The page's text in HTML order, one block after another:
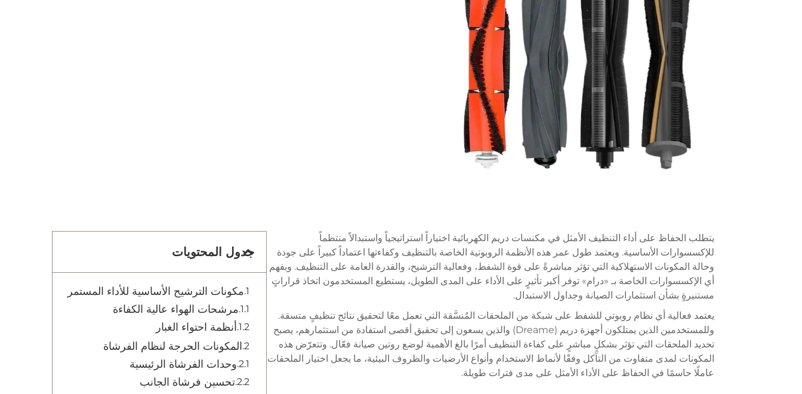
يتطلب الحفاظ على أداء التنظيف الأمثل في مكنسات دريم الكهربائية اختياراً استراتيجياً واستبدالاً منتظماً
للإكسسوارات الأساسية. ويعتمد طول عمر هذه الأنظمة الروبوتية الخاصة بالتنظيف وكفاءتها اعتماداً كبيراً على جودة
وحالة المكونات الاستهلاكية التي تؤثر مباشرةً على قوة الشفط، وفعالية الترشيح، والقدرة العامة على التنظيف. وبفهم
أي الإكسسوارات الخاصة بـ «درام» توفر أكبر تأثيرٍ على الأداء على المدى الطويل، يستطيع المستخدمون اتخاذ قراراتٍ
مستنيرةٍ بشأن استثمارات الصيانة وجداول الاستبدال.
يعتمد فعالية أي نظام روبوتي للشفط على شبكة من الملحقات المُنسَّقة التي تعمل معًا لتحقيق نتائج تنظيفٍ متسقة.
وللمستخدمين الذين يمتلكون أجهزة دريم (Dreame) والذين يسعون إلى تحقيق أقصى استفادة من استثمارهم، يصبح
تحديد الملحقات التي تؤثر بشكلٍ مباشرٍ على كفاءة التنظيف أمرًا بالغ الأهمية لوضع روتين صيانة فعّال. وتتعرّض هذه
المكونات لمدى متفاوت من التآكل وفقًا لأنماط الاستخدام وأنواع الأرضيات والظروف البيئية، ما يجعل اختيار الملحقات
عاملًا حاسمًا في الحفاظ على الأداء الأمثل على مدى فترات طويلة.
جدول المحتويات
مكونات الترشيح الأساسية للأداء المستمر
مرشحات الهواء عالية الكفاءة
أنظمة احتواء الغبار
المكونات الحرجة لنظام الفرشاة
وحدات الفرشاة الرئيسية
تحسين فرشاة الجانب